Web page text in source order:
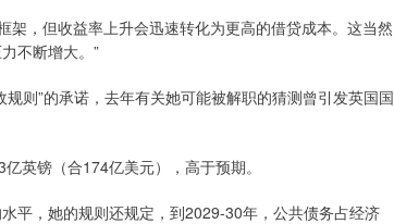
，但收益率上升会迅速转化为更高的借贷成本。这当然
不断增大。”
则”的承诺，去年有关她可能被解职的猜测曾引发英国国
镑（合174亿美元），高于预期。
，她的规则还规定，到2029-30年，公共债务占经济